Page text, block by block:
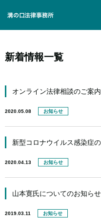
新着情報一覧
オンライン法律相談のご案内
2020.05.08 お知らせ
新型コロナウイルス感染症
2020.04.13 お知らせ
山本寛氏についてのお知らせ
2019.03.11 お知らせ